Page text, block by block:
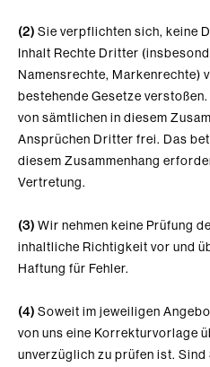
(2) Sie verpflichten sich, keine
Inhalt Rechte Dritter
Namensrechte, Markenrechte)
bestehende Gesetze
von sämtlichen in diesem
Ansprüchen Dritter frei. Das
diesem Zusammenhang
Vertretung.
(3) Wir nehmen keine Prüfung
inhaltliche Richtigkeit vor und
Haftung für Fehler.
(4) Soweit im jeweiligen
von uns eine Korrekturvorlage
unverzüglich zu prüfen ist. Sind